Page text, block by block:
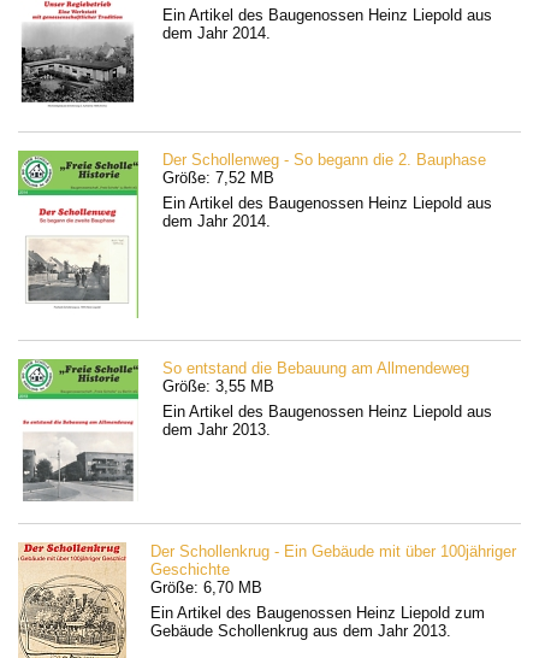
Ein Artikel des Baugenossen Heinz Liepold aus
dem Jahr 2014.
Der Schollenweg - So begann die 2. Bauphase
Größe: 7,52 MB
Ein Artikel des Baugenossen Heinz Liepold aus
dem Jahr 2014.
So entstand die Bebauung am Allmendeweg
Größe: 3,55 MB
Ein Artikel des Baugenossen Heinz Liepold aus
dem Jahr 2013.
Der Schollenkrug - Ein Gebäude mit über 100jähriger
Geschichte
Größe: 6,70 MB
Ein Artikel des Baugenossen Heinz Liepold zum
Gebäude Schollenkrug aus dem Jahr 2013.